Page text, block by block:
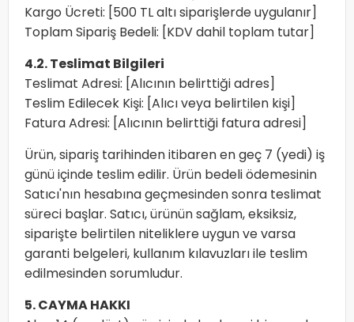
Kargo Ücreti: [500 TL altı siparişlerde uygulanır]
Toplam Sipariş Bedeli: [KDV dahil toplam tutar]
4.2. Teslimat Bilgileri
Teslimat Adresi: [Alıcının belirttiği adres]
Teslim Edilecek Kişi: [Alıcı veya belirtilen kişi]
Fatura Adresi: [Alıcının belirttiği fatura adresi]
Ürün, sipariş tarihinden itibaren en geç 7 (yedi) iş
günü içinde teslim edilir. Ürün bedeli ödemesinin
Satıcı'nın hesabına geçmesinden sonra teslimat
süreci başlar. Satıcı, ürünün sağlam, eksiksiz,
siparişte belirtilen niteliklere uygun ve varsa
garanti belgeleri, kullanım kılavuzları ile teslim
edilmesinden sorumludur.
5. CAYMA HAKKI